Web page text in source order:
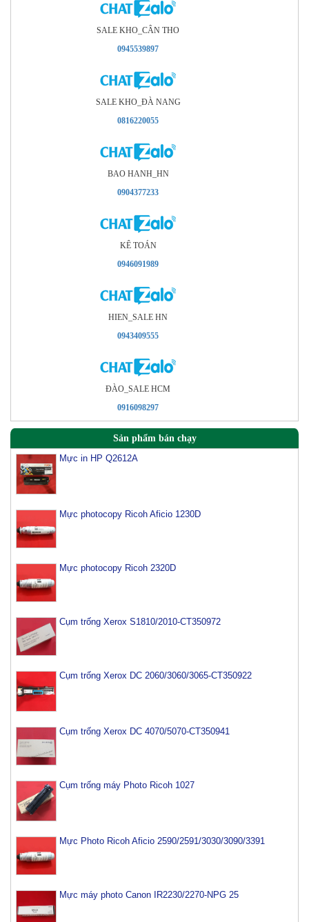
SALE KHO_CÂN THO
0945539897
SALE KHO_ÐÀ NANG
0816220055
BAO HANH_HN
0904377233
KÊ TOÁN
0946091989
HIEN_SALE HN
0943409555
ÐÀO_SALE HCM
0916098297
Sản phẩm bán chạy
Mực in HP Q2612A
Mực photocopy Ricoh Aficio 1230D
Mực photocopy Ricoh 2320D
Cụm trống Xerox S1810/2010-CT350972
Cụm trống Xerox DC 2060/3060/3065-CT350922
Cụm trống Xerox DC 4070/5070-CT350941
Cụm trống máy Photo Ricoh 1027
Mực Photo Ricoh Aficio 2590/2591/3030/3090/3391
Mực máy photo Canon IR2230/2270-NPG 25